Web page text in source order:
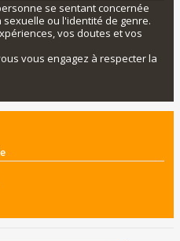
se sentant concernée
ou l'identité de genre.
vos doutes et vos
vous engagez à respecter la